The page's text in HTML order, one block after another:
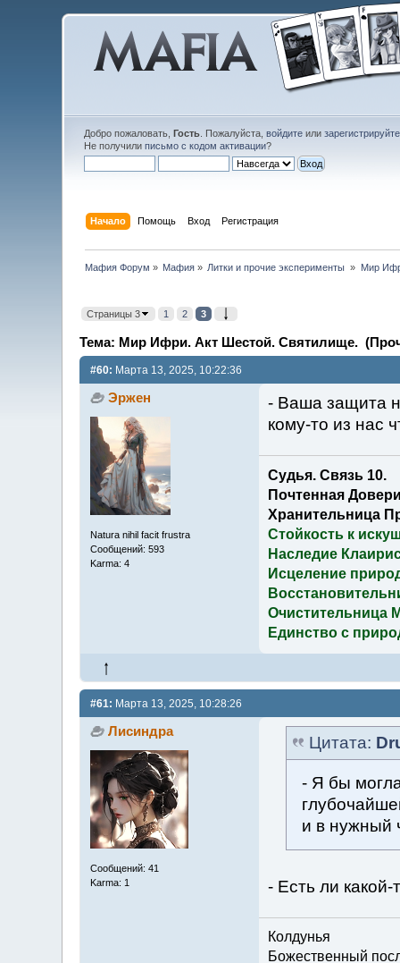
Добро пожаловать, Гость. Пожалуйста, войдитеили
Не получили письмо с кодом активации?
Начало Помощь Вход Регистрация
Мафия Форум » Мафия » Литки и прочие эксперименты » Мир
Страницы 3 1 2 3
Тема: Мир Ифри. Акт Шестой. Святилище.
#60: Марта 13, 2025, 10:22:36
Эржен
Natura nihil facit frustra
Сообщений: 593
Karma: 4
- Ваша защита
кому-то из нас
Судья. Связь 10.
Почтенная
Хранительница
Стойкость к
Наследие
Исцеление
Очистительница
Единство с
#61: Марта 13, 2025, 10:28:26
Лисиндра
Сообщений: 41
Karma: 1
Цитата:
- Я бы
и в нужный
- Есть ли
Колдунья
Божественный